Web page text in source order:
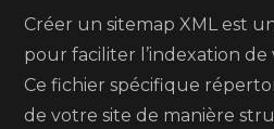
Créer un sitemap XML est
pour faciliter l’indexation de
Ce fichier spécifique
de votre site de manière